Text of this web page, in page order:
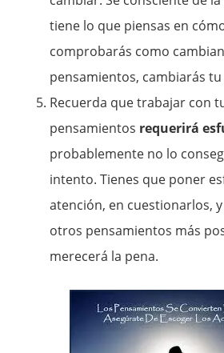
tiene lo que piensas en
comprobarás como
pensamientos, cambiarás
Recuerda que trabajar con
pensamientos requerirá
probablemente no lo
intento. Tienes que poner
atención, en cuestionarlos,
otros pensamientos más
merecerá la pena.